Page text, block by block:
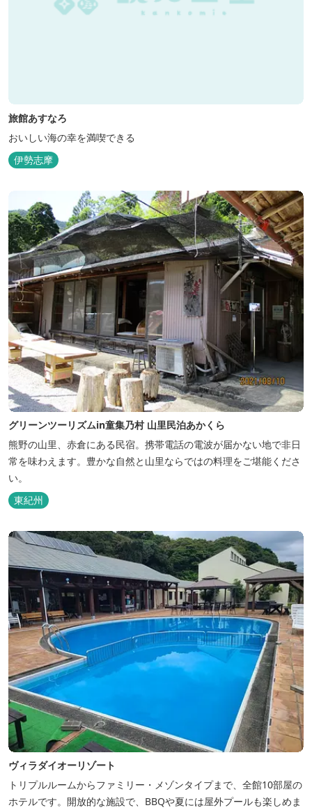
旅館あすなろ
おいしい海の幸を満喫できる
伊勢志摩
グリーンツーリズムin童集乃村 山里民泊あかくら
熊野の山里、赤倉にある民宿。携帯電話の電波が届かない地で非日
常を味わえます。豊かな自然と山里ならではの料理をご堪能くださ
い。
東紀州
ヴィラダイオーリゾート
トリプルルームからファミリー・メゾンタイプまで、全館10部屋の
ホテルです。開放的な施設で、BBQや夏には屋外プールも楽しめま